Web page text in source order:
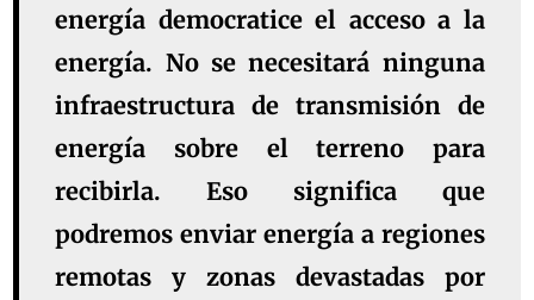
energía democratice el acceso a la
energía. No se necesitará ninguna
infraestructura de transmisión de
energía sobre el terreno para
recibirla. Eso significa que
podremos enviar energía a regiones
remotas y zonas devastadas por